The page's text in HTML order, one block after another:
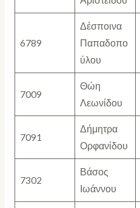
6789
Δέσποινα
Παπαδοπο
ύλου
7009
Θώη
Λεωνίδου
7091
Δήμητρα
Ορφανίδου
7302
Βάσος
Ιωάννου